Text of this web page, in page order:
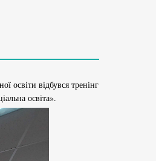
освіти відбувся тренінг
освіта».